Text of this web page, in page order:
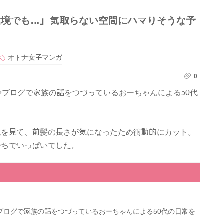
でも…」気取らない空間にハマりそうな予
オトナ女子マンガ
0
ログで家族の話をつづっているおーちゃんによる50代
見て、前髪の長さが気になったため衝動的にカット。
でいっぱいでした。
ログで家族の話をつづっているおーちゃんによる50代の日常を